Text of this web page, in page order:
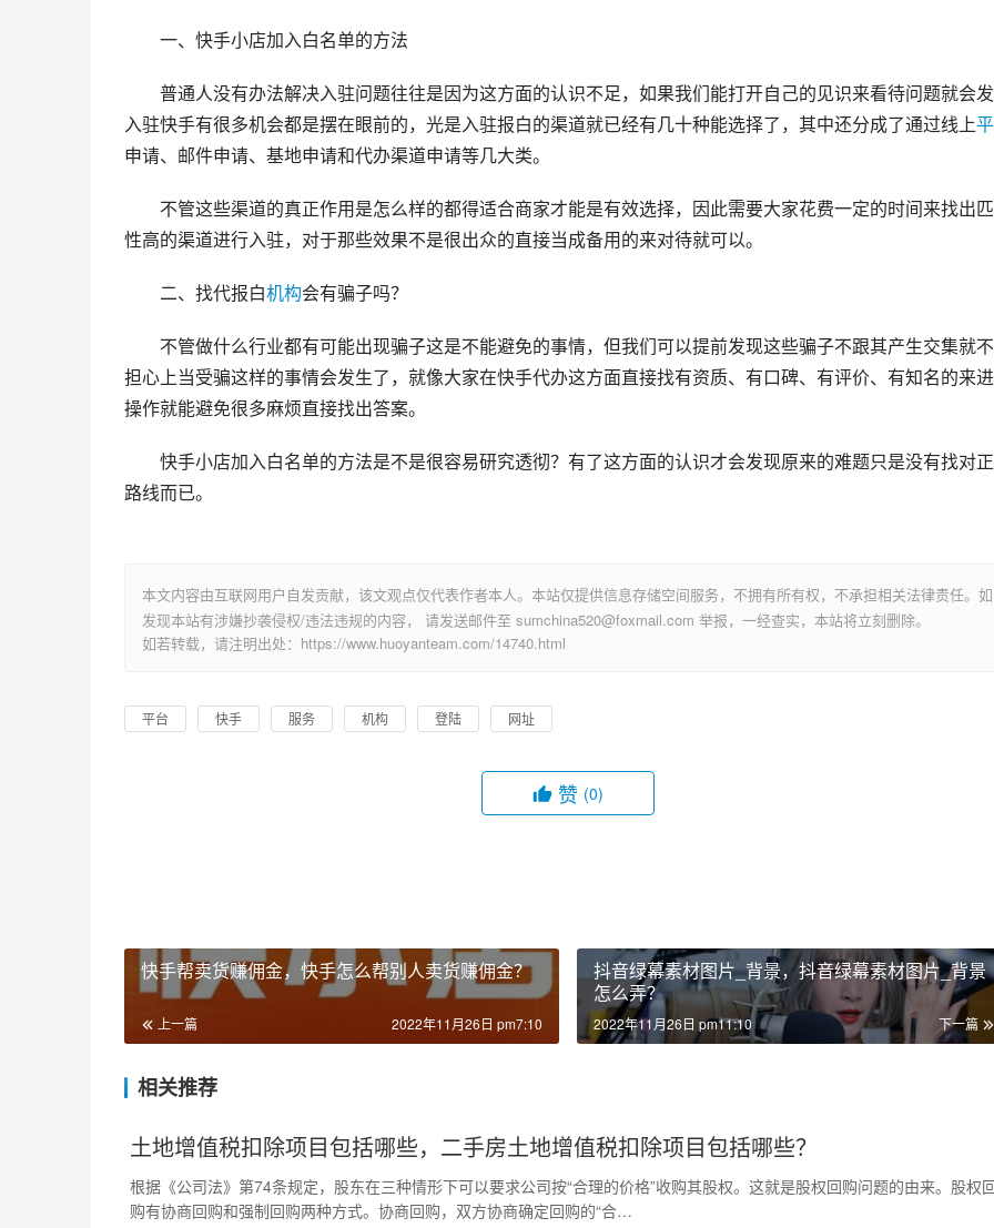
一、快手小店加入白名单的方法
普通人没有办法解决入驻问题往往是因为这方面的认识不足，如果我们能打开自己的见识来看待问题就会
入驻快手有很多机会都是摆在眼前的，光是入驻报白的渠道就已经有几十种能选择了，其中还分成了通过线上
申请、邮件申请、基地申请和代办渠道申请等几大类。
不管这些渠道的真正作用是怎么样的都得适合商家才能是有效选择，因此需要大家花费一定的时间来找出
性高的渠道进行入驻，对于那些效果不是很出众的直接当成备用的来对待就可以。
二、找代报白机构会有骗子吗？
不管做什么行业都有可能出现骗子这是不能避免的事情，但我们可以提前发现这些骗子不跟其产生交集就
担心上当受骗这样的事情会发生了，就像大家在快手代办这方面直接找有资质、有口碑、有评价、有知名的来
操作就能避免很多麻烦直接找出答案。
快手小店加入白名单的方法是不是很容易研究透彻？有了这方面的认识才会发现原来的难题只是没有找对
路线而已。
本文内容由互联网用户自发贡献，该文观点仅代表作者本人。本站仅提供信息存储空间服务，不拥有所有权，不承担相关法律责任。如
发现本站有涉嫌抄袭侵权/违法违规的内容， 请发送邮件至 sumchina520@foxmail.com 举报，一经查实，本站将立刻删除。
如若转载，请注明出处：https://www.huoyanteam.com/14740.html
平台 快手 服务 机构 登陆 网址
赞 (0)
快手帮卖货赚佣金，快手怎么帮别人卖货赚佣金？
上一篇 2022年11月26日 pm7:10
抖音绿幕素材图片_背景，抖音绿幕素材图片_背景
怎么弄？
下一篇
2022年11月26日 pm11:10
相关推荐
土地增值税扣除项目包括哪些，二手房土地增值税扣除项目包括哪些？
根据《公司法》第74条规定，股东在三种情形下可以要求公司按“合理的价格”收购其股权。这就是股权回购问题的由来。股权
购有协商回购和强制回购两种方式。协商回购，双方协商确定回购的“合…